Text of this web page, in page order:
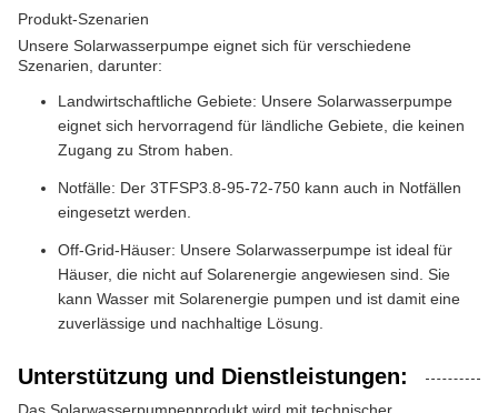
Produkt-Szenarien
Unsere Solarwasserpumpe eignet sich für verschiedene
Szenarien, darunter:
Landwirtschaftliche Gebiete: Unsere Solarwasserpumpe
eignet sich hervorragend für ländliche Gebiete, die keinen
Zugang zu Strom haben.
Notfälle: Der 3TFSP3.8-95-72-750 kann auch in Notfällen
eingesetzt werden.
Off-Grid-Häuser: Unsere Solarwasserpumpe ist ideal für
Häuser, die nicht auf Solarenergie angewiesen sind. Sie
kann Wasser mit Solarenergie pumpen und ist damit eine
zuverlässige und nachhaltige Lösung.
Unterstützung und Dienstleistungen:
Das Solarwasserpumpenprodukt wird mit technischer